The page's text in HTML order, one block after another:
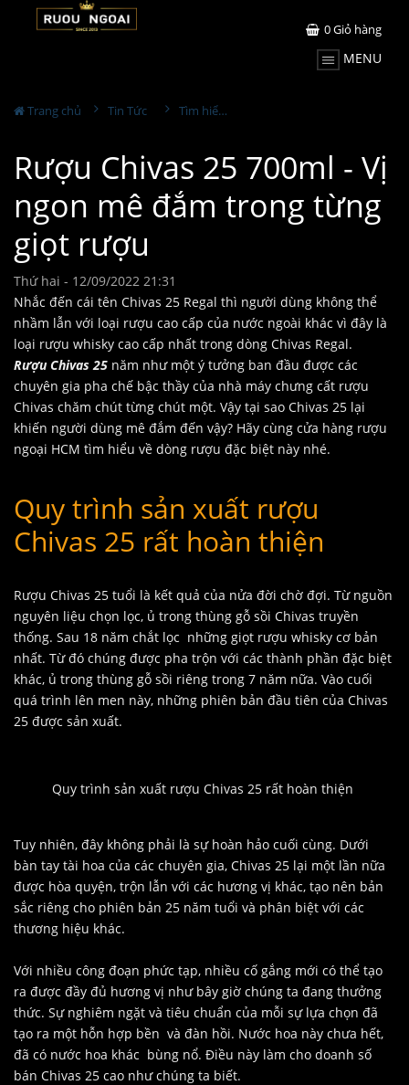
0Giỏ hàng
MENU
Trang chủ Tin Tức Tìm hiểu về rượu
Rượu Chivas 25 700ml - Vị
ngon mê đắm trong từng
giọt rượu
Thứ hai - 12/09/2022 21:31
Nhắc đến cái tên Chivas 25 Regal thì người dùng không thể
nhầm lẫn với loại rượu cao cấp của nước ngoài khác vì đây là
loại rượu whisky cao cấp nhất trong dòng Chivas Regal.
Rượu Chivas 25 năm như một ý tưởng ban đầu được các
chuyên gia pha chế bậc thầy của nhà máy chưng cất rượu
Chivas chăm chút từng chút một. Vậy tại sao Chivas 25 lại
khiến người dùng mê đắm đến vậy? Hãy cùng cửa hàng rượu
ngoại HCM tìm hiểu về dòng rượu đặc biệt này nhé.
Quy trình sản xuất rượu
Chivas 25 rất hoàn thiện
Rượu Chivas 25 tuổi là kết quả của nửa đời chờ đợi. Từ nguồn
nguyên liệu chọn lọc, ủ trong thùng gỗ sồi Chivas truyền
thống. Sau 18 năm chắt lọc những giọt rượu whisky cơ bản
nhất. Từ đó chúng được pha trộn với các thành phần đặc biệt
khác, ủ trong thùng gỗ sồi riêng trong 7 năm nữa. Vào cuối
quá trình lên men này, những phiên bản đầu tiên của Chivas
25 được sản xuất.
Quy trình sản xuất rượu Chivas 25 rất hoàn thiện
Tuy nhiên, đây không phải là sự hoàn hảo cuối cùng. Dưới
bàn tay tài hoa của các chuyên gia, Chivas 25 lại một lần nữa
được hòa quyện, trộn lẫn với các hương vị khác, tạo nên bản
sắc riêng cho phiên bản 25 năm tuổi và phân biệt với các
thương hiệu khác.
Với nhiều công đoạn phức tạp, nhiều cố gắng mới có thể tạo
ra được đầy đủ hương vị như bây giờ chúng ta đang thưởng
thức. Sự nghiêm ngặt và tiêu chuẩn của mỗi sự lựa chọn đã
tạo ra một hỗn hợp bền và đàn hồi. Nước hoa này chưa hết,
đã có nước hoa khác bùng nổ. Điều này làm cho doanh số
bán Chivas 25 cao như chúng ta biết.